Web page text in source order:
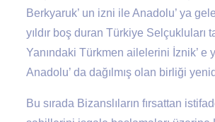
Berkyaruk’ un izni ile Anadolu’ ya
yıldır boş duran Türkiye Selçukluları
Yanındaki Türkmen ailelerini İznik’ e
Anadolu’ da dağılmış olan birliği
Bu sırada Bizanslıların fırsattan